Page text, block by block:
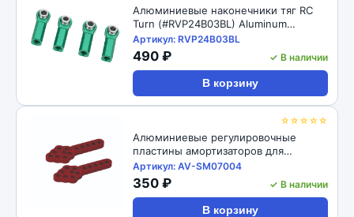
Алюминиевые наконечники тяг RC
Turn (#RVP24B03BL) Aluminum
Straight Link Steering Rod Ends with
M4 CW Thread Bore for 1/10 RC
Crawler 4pcs: Black
Артикул: RVP24B03BL
490 ₽ ✓ В наличии
В корзину
☆☆☆☆☆
Алюминиевые регулировочные
пластины амортизаторов для
радиоуправляемых автомоделей
1/10, 2шт RC-Avtomag (#AV-SM07004)
1/10 RC Car Aluminum Shock Absorber
Adjust Plate Droop Mount
Артикул: AV-SM07004
350 ₽ ✓ В наличии
В корзину